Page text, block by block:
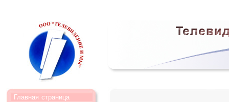
Главная страница